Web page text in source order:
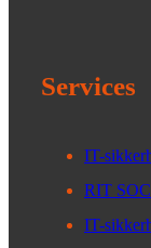
Services
IT-
RIT
IT-